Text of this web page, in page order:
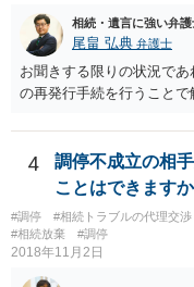
立ての趣旨」のところに
ば、まずそれを書くとよ
なぜ調停を申し立てたの
決裂した、など)や亡くな
きさつなどが書かれてい
分けるかを決めるについ
(例えば、○○のときにお姉
産分割に関係ない(と思わ
す(あくまで遺産分割に関
相続・遺言に強い弁護
尾畠 弘典 弁護士
お聞きする限りの状況で
の再発行手続を行うことで
4
調停不成立の相
ことはできます
#調停 #相続トラブルの代理交渉
#相続放棄
#調停
2018年11月2日